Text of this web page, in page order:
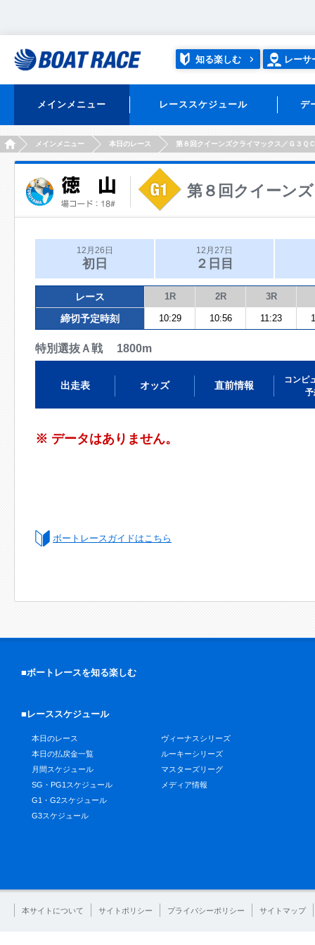
知る楽しむ レーサ
メインメニュー レーススケジュール デ
HOMEメインメニュー 本日のレース 第８回クイーンズクライマックス／Ｇ３Ｑ
第８回クイーン
12月26日
初日
12月27日
２日目
レース 1R 2R 3R
締切予定時刻 10:29 10:56 11:23
特別選抜Ａ戦 1800m
出走表 オッズ 直前情報
コンピ
予
※ データはありません。
ボートレースガイドはこちら
■ボートレースを知る楽しむ
■レーススケジュール
本日のレース
本日の払戻金一覧
月間スケジュール
SG・PG1スケジュール
G1・G2スケジュール
G3スケジュール
ヴィーナスシリーズ
ルーキーシリーズ
マスターズリーグ
メディア情報
本サイトについて サイトポリシー プライバシーポリシー サイトマップ